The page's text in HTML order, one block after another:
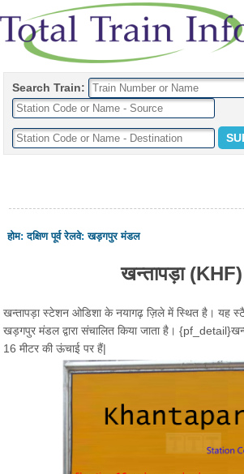
Search Train:
होम:दक्षिण पूर्व रेलवे:खड़गपुर मंडल
खन्तापड़ा (KHF)
खन्तापड़ा स्टेशन ओडिशा के नयागढ़ ज़िले में स्थित है। यह
खड़गपुर मंडल द्वारा संचालित किया जाता है।
16 मीटर की ऊंचाई पर हैं|